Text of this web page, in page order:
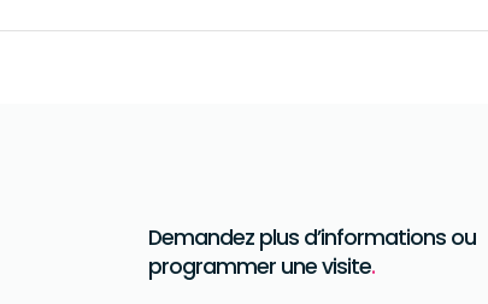
Demandez plus d’informations ou
programmer une visite.